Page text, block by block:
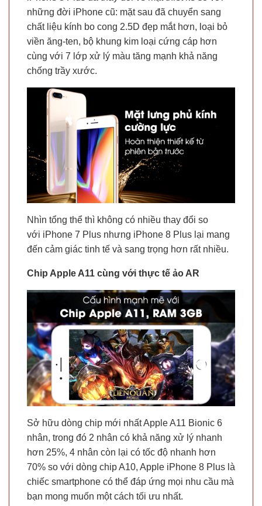
những đời iPhone cũ: mặt sau đã chuyển sang
chất liệu kính bo cong 2.5D đẹp mắt hơn, loại bỏ
viền ăng-ten, bộ khung kim loại cứng cáp hơn
cùng với 7 lớp xử lý màu tăng mạnh khả năng
chống trầy xước.
Nhìn tổng thể thì không có nhiều thay đổi so
với iPhone 7 Plus nhưng iPhone 8 Plus lại mang
đến cảm giác tinh tế và sang trọng hơn rất nhiều.
Chip Apple A11 cùng với thực tế ảo AR
Sở hữu dòng chip mới nhất Apple A11 Bionic 6
nhân, trong đó 2 nhân có khả năng xử lý nhanh
hơn 25%, 4 nhân còn lại có tốc độ nhanh hơn
70% so với dòng chip A10, Apple iPhone 8 Plus là
chiếc smartphone có thể đáp ứng mọi nhu cầu mà
bạn mong muốn một cách tối ưu nhất.